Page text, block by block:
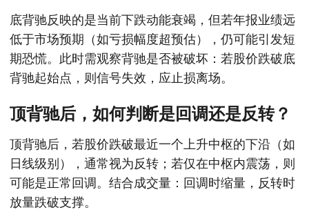
底背驰反映的是当前下跌动能衰竭，但若年报业绩远
低于市场预期（如亏损幅度超预估），仍可能引发短
期恐慌。此时需观察背驰是否被破坏：若股价跌破底
背驰起始点，则信号失效，应止损离场。
顶背驰后，如何判断是回调还是反转？
顶背驰后，若股价跌破最近一个上升中枢的下沿（如
日线级别），通常视为反转；若仅在中枢内震荡，则
可能是正常回调。结合成交量：回调时缩量，反转时
放量跌破支撑。